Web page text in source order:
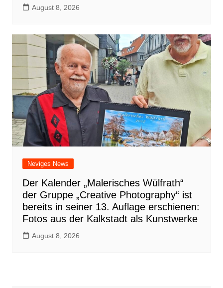
August 8, 2026
Neviges News
Der Kalender „Malerisches Wülfrath“
der Gruppe „Creative Photography“ ist
bereits in seiner 13. Auflage erschienen:
Fotos aus der Kalkstadt als Kunstwerke
August 8, 2026